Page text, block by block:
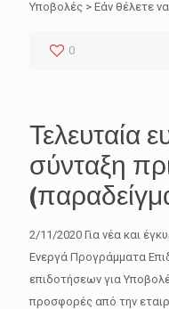
Υποβολές > Εάν θέλετε να
0
Τελευταία
σύνταξη
2/11/2020 Για νέα και
Ενεργά Προγράμματα
επιδοτήσεων για
προσφορές από την